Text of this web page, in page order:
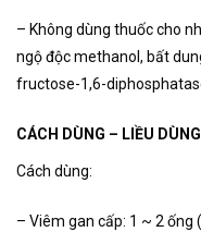
– Không dùng thuốc cho
ngộ độc methanol, bất
fructose-1,6-
CÁCH DÙNG – LIỀU
Cách dùng:
– Viêm gan cấp: 1 ~ 2 ống